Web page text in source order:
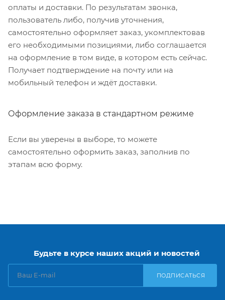
оплаты и доставки. По результатам звонка,
пользователь либо, получив уточнения,
самостоятельно оформляет заказ, укомплектовав
его необходимыми позициями, либо соглашается
на оформление в том виде, в котором есть сейчас.
Получает подтверждение на почту или на
мобильный телефон и ждёт доставки.
Оформление заказа в стандартном режиме
Если вы уверены в выборе, то можете
самостоятельно оформить заказ, заполнив по
этапам всю форму.
Будьте в курсе наших акций и новостей
ПОДПИСАТЬСЯ